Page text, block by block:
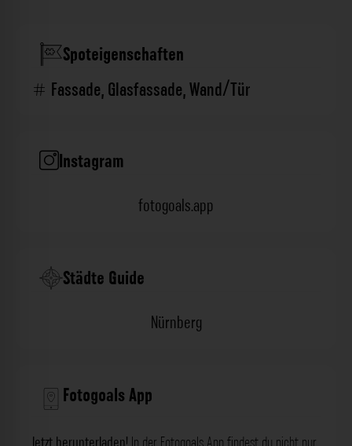
Spoteigenschaften
Fassade,Glasfassade,Wand/Tür
Instagram
fotogoals.app
Städte Guide
Nürnberg
Fotogoals App